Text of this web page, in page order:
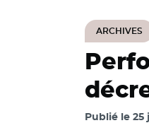
ARCHIVES
Publié le 25